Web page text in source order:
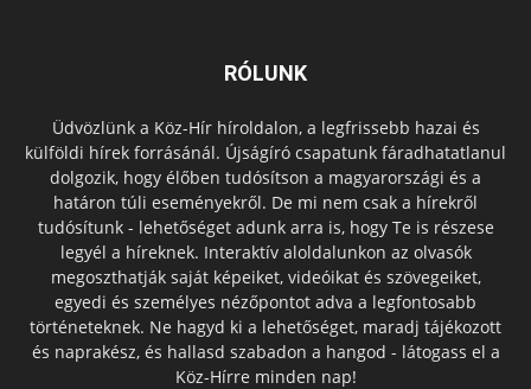
RÓLUNK
Üdvözlünk a Köz-Hír híroldalon, a legfrissebb hazai és
külföldi hírek forrásánál. Újságíró csapatunk fáradhatatlanul
dolgozik, hogy élőben tudósítson a magyarországi és a
határon túli eseményekről. De mi nem csak a hírekről
tudósítunk - lehetőséget adunk arra is, hogy Te is részese
legyél a híreknek. Interaktív aloldalunkon az olvasók
megoszthatják saját képeiket, videóikat és szövegeiket,
egyedi és személyes nézőpontot adva a legfontosabb
történeteknek. Ne hagyd ki a lehetőséget, maradj tájékozott
és naprakész, és hallasd szabadon a hangod - látogass el a
Köz-Hírre minden nap!